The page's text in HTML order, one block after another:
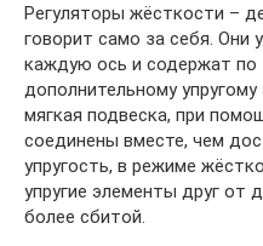
Регуляторы жёсткости –
говорит само за себя. Они
каждую ось и содержат по
дополнительному
мягкая подвеска, при
соединены вместе, чем
упругость, в режиме
упругие элементы друг от
более сбитой.